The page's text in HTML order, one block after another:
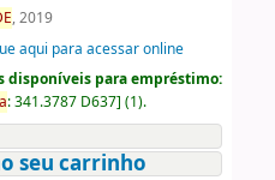
, 2019
aqui para acessar online
disponíveis para empréstimo:
:341.3787 D637] (1).
seu carrinho